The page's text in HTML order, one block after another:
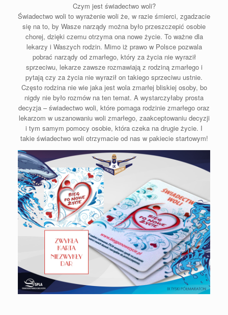
Czym jest świadectwo woli?
Świadectwo woli to wyrażenie woli że, w razie śmierci, zgadzacie
się na to, by Wasze narządy można było przeszczepić osobie
chorej, dzięki czemu otrzyma ona nowe życie. To ważne dla
lekarzy i Waszych rodzin. Mimo iż prawo w Polsce pozwala
pobrać narządy od zmarłego, który za życia nie wyraził
sprzeciwu, lekarze zawsze rozmawiają z rodziną zmarłego i
pytają czy za życia nie wyraził on takiego sprzeciwu ustnie.
Często rodzina nie wie jaka jest wola zmarłej bliskiej osoby, bo
nigdy nie było rozmów na ten temat. A wystarczyłaby prosta
decyzja – świadectwo woli, które pomaga rodzinie zmarłego oraz
lekarzom w uszanowaniu woli zmarłego, zaakceptowaniu decyzji
i tym samym pomocy osobie, która czeka na drugie życie. I
takie świadectwo woli otrzymacie od nas w pakiecie startowym!